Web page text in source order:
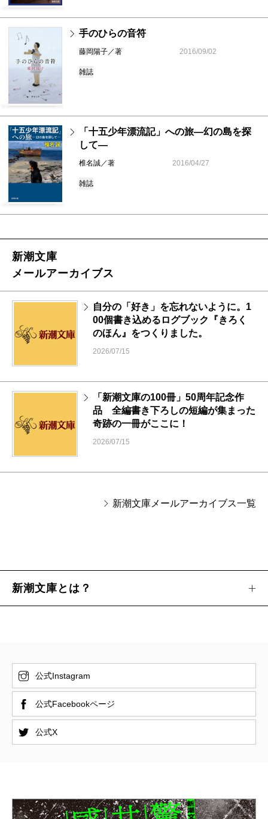
手のひらの音符
藤岡陽子／著 2016/09/02
雑誌
「十五少年漂流記」への旅―幻の島を探
して―
椎名誠／著 2016/04/27
雑誌
新潮文庫
メールアーカイブス
自分の「好き」を忘れないように。1
00個書き込めるログブック『きろく
のほん』をつくりました。
2026/07/15
「新潮文庫の100冊」50周年記念作
品 全編書き下ろしの短編が集まった
奇跡の一冊がここに！
2026/07/15
新潮文庫メールアーカイブス一覧
新潮文庫とは？
公式Instagram
公式Facebookページ
公式X